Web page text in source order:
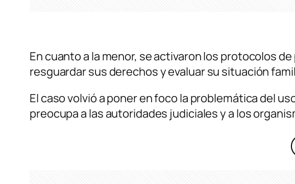
En cuanto a la menor, se activaron los protocolos
resguardar sus derechos y evaluar su situación
El caso volvió a poner en foco la problemática del
preocupa a las autoridades judiciales y a los